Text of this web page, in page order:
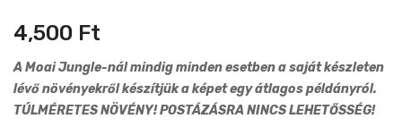
4,500 Ft
A Moai Jungle-nál mindig minden esetben a saját készleten
lévő növényekről készítjük a képet egy átlagos példányról.
TÚLMÉRETES NÖVÉNY! POSTÁZÁSRA NINCS LEHETŐSSÉG!